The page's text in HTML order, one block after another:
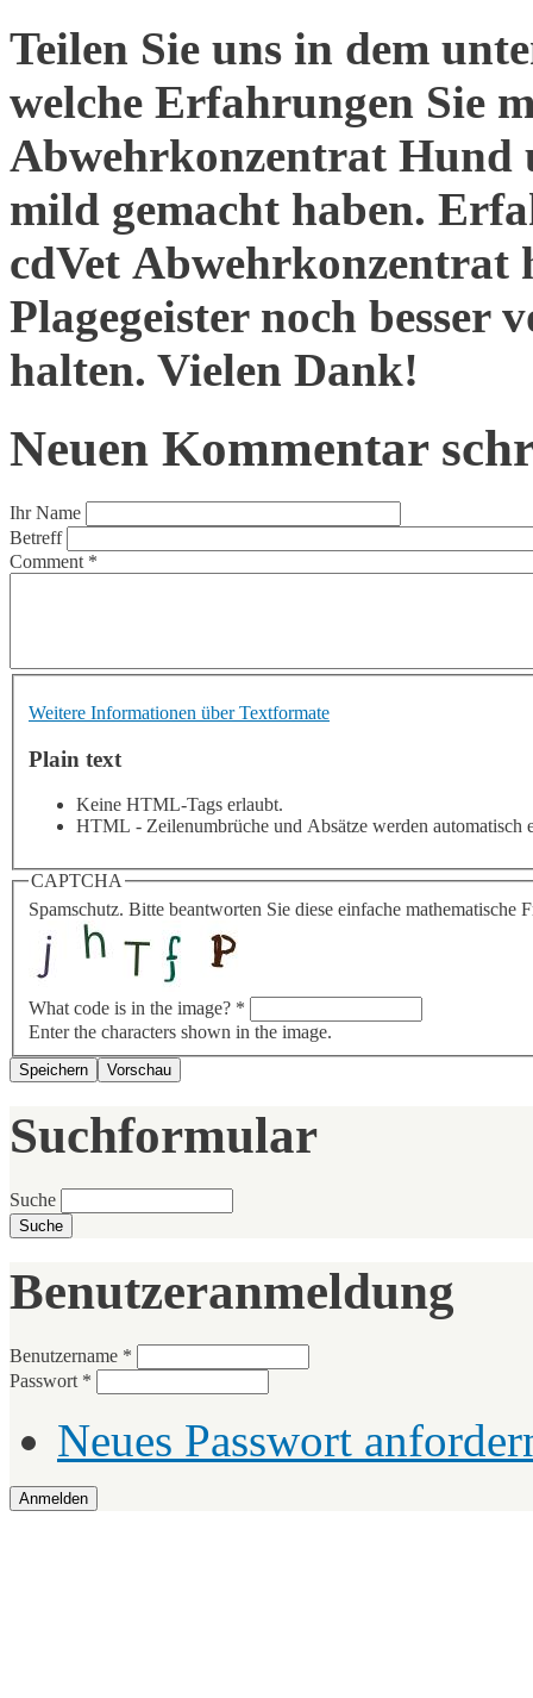
Teilen Sie uns in dem
welche Erfahrungen Sie
Abwehrkonzentrat Hund
mild gemacht haben.
cdVet Abwehrkonzentrat
Plagegeister noch besser
halten. Vielen Dank!
Neuen Kommentar
Ihr Name
Betreff
Comment *
Weitere Informationen über Textformate
Plain text
Keine HTML-Tags erlaubt.
HTML - Zeilenumbrüche und Absätze werden automatisch
CAPTCHA
Spamschutz. Bitte beantworten Sie diese einfache mathematische
What code is in the image? *
Enter the characters shown in the image.
Suchformular
Suche
Benutzeranmeldung
Benutzername *
Passwort *
Neues Passwort